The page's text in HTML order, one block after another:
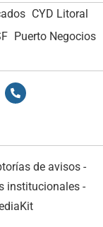
CYD Litoral
Puerto Negocios
de avisos -
institucionales -